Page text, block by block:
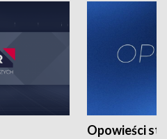
Opowieści